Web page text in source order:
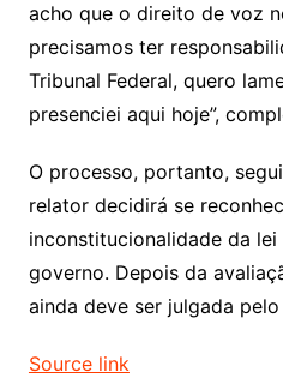
acho que o direito de voz
precisamos ter
Tribunal Federal, quero
presenciei aqui hoje”,
O processo, portanto,
relator decidirá se
inconstitucionalidade da lei
governo. Depois da
ainda deve ser julgada
Source link